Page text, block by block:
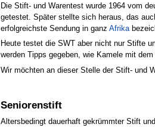
Die Stift- und Warentest wurde 1964 vom
getestet. Später stellte sich heraus, das
erfolgreichste Sendung in ganz Afrika
Heute testet die SWT aber nicht nur Stifte
werden Tipps gegeben, wie Kamele mit dem
Wir möchten an dieser Stelle der Stift- und
Seniorenstift
Altersbedingt dauerhaft gekrümmter Stift